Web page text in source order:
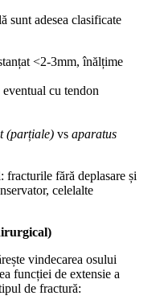
sunt adesea clasificate
<2-3mm, înălțime
cu tendon
(parțiale) vs aparatus
fracturile fără deplasare și
celelalte
vindecarea osului
funcției de extensie a
de fractură: